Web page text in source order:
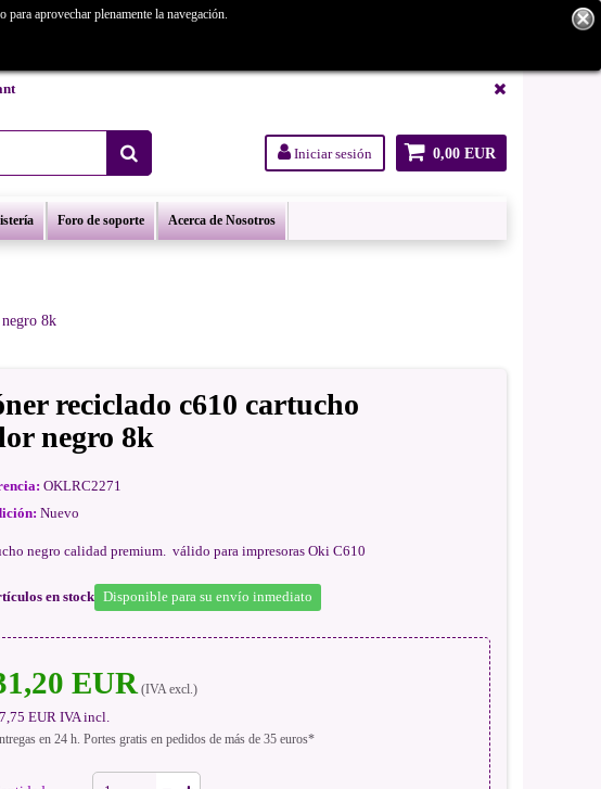
Consúltanos.
0,00 EUR
Iniciar sesión
Foro de soporte Acerca de Nosotros
aprovechar plenamente la navegación.
8k
reciclado c610 cartucho
negro 8k
OKLRC2271
Nuevo
negro calidad premium. válido para impresoras Oki C610
en stock Disponible para su envío inmediato
EUR(IVA excl.)
EUR IVA incl.
en 24 h. Portes gratis en pedidos de más de 35 euros*